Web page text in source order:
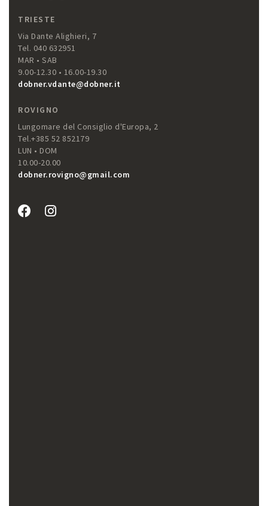
TRIESTE
Via Dante Alighieri, 7
Tel. 040 632951
MAR • SAB
9.00-12.30 • 16.00-19.30
dobner.vdante@dobner.it
ROVIGNO
Lungomare del Consiglio d'Europa, 2
Tel.+385 52 852179
LUN • DOM
10.00-20.00
dobner.rovigno@gmail.com